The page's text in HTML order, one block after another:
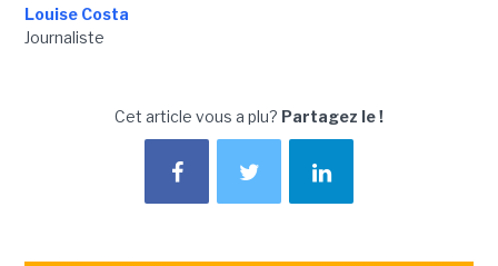
Louise Costa
Journaliste
Cet article vous a plu? Partagez le !